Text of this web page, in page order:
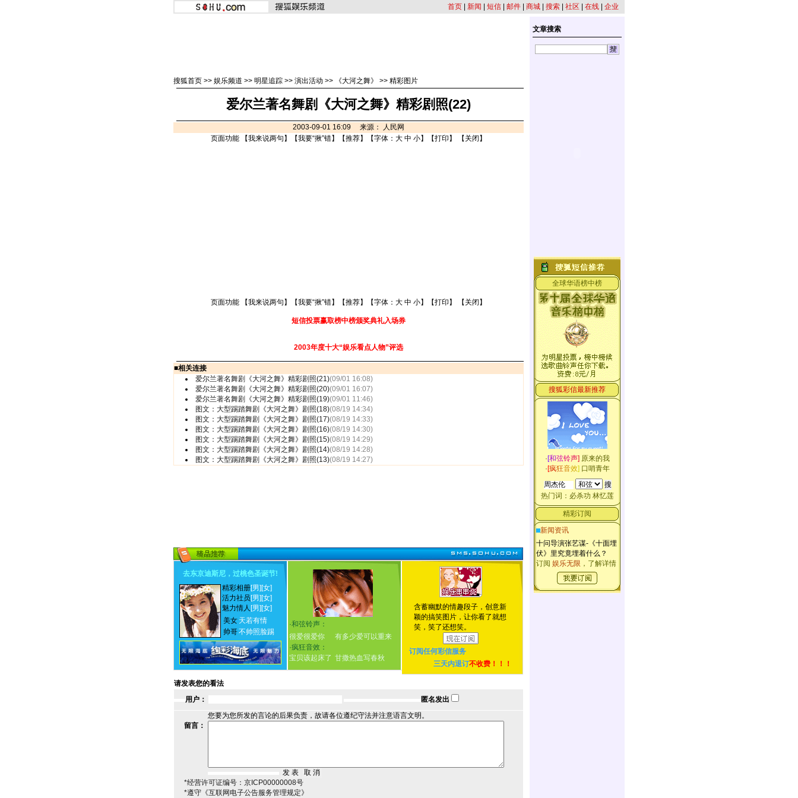
首页 新闻 短信 邮件 商城 搜索 社区 在线 企业
搜狐首页 >> 娱乐频道 >> 明星追踪 >> 演出活动 >> 《大河之舞》 >> 精彩图片
爱尔兰著名舞剧《大河之舞》精彩剧照(22)
2003-09-01 16:09 来源： 人民网
页面功能 【我来说两句 】【我要“揪”错】【推荐】【字体： 大 中 小】【打印 】 【 关闭 】
页面功能 【我来说两句 】【我要“揪”错】【推荐】【字体： 大 中 小】【打印 】 【 关闭 】
短信投票赢取榜中榜颁奖典礼入场券
2003年度十大“娱乐看点人物”评选
■相关连接
爱尔兰著名舞剧《大河之舞》精彩剧照(21)(09/01 16:08)
爱尔兰著名舞剧《大河之舞》精彩剧照(20)(09/01 16:07)
爱尔兰著名舞剧《大河之舞》精彩剧照(19)(09/01 11:46)
图文：大型踢踏舞剧《大河之舞》剧照(18)(08/19 14:34)
图文：大型踢踏舞剧《大河之舞》剧照(17)(08/19 14:33)
图文：大型踢踏舞剧《大河之舞》剧照(16)(08/19 14:30)
图文：大型踢踏舞剧《大河之舞》剧照(15)(08/19 14:29)
图文：大型踢踏舞剧《大河之舞》剧照(14)(08/19 14:28)
图文：大型踢踏舞剧《大河之舞》剧照(13)(08/19 14:27)
去东京迪斯尼，过桃色圣诞节!
精彩相册[男] [女]
活力社员 [男] [女]
魅力情人 [男] [女]
美女 天若有情
帅哥不帅照脸踢
·和弦铃声：
很爱很爱你
有多少爱可以重来
·疯狂音效：
宝贝该起床了 甘撒热血写春秋
含蓄幽默的情趣段子，创意新
颖的搞笑图片，让你看了就想
笑，笑了还想笑。
订阅任何彩信服务
三天内退订不收费！！！
请发表您的看法
用户：
匿名发出
您要为您所发的言论的后果负责，故请各位遵纪守法并注意语言文明。
留言：
*经营许可证编号：京ICP00000008号
*遵守《互联网电子公告服务管理规定》
文章搜索
全球华语榜中榜
搜狐彩信最新推荐
·[和弦铃声] 原来的我
·[疯狂音效] 口哨青年
热门词： 必杀功 林忆莲
精彩订阅
新闻资讯
十问导演张艺谋-《十面埋
伏》里究竟埋着什么？
订阅 娱乐无限 ，了解详情